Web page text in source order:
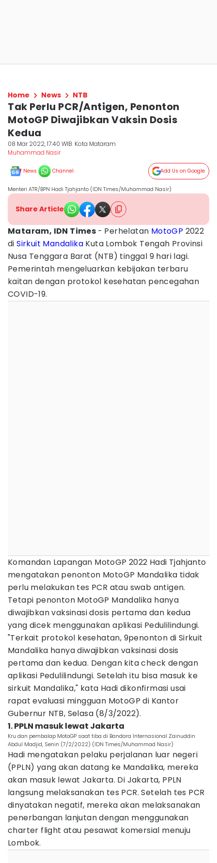
Home News NTB
Tak Perlu PCR/Antigen, Penonton
MotoGP Diwajibkan Vaksin Dosis
Kedua
08 Mar 2022, 17:40 WIB Kota Mataram
Muhammad Nasir
News Channel Add Us on Google
Menteri ATR/BPN Hadi Tjahjanto (IDN Times/Muhammad Nasir)
Share Article
Mataram, IDN Times - Perhelatan MotoGP 2022
diSirkuit Mandalika Kuta Lombok Tengah Provinsi
Nusa Tenggara Barat (NTB) tinggal 9 hari lagi.
Pemerintah mengeluarkan kebijakan terbaru
kaitan dengan protokol kesehatan pencegahan
COVID-19.
Komandan Lapangan MotoGP 2022 Hadi Tjahjanto
mengatakan penonton MotoGP Mandalika tidak
perlu melakukan tes PCR atau swab antigen.
Tetapi penonton MotoGP Mandalika hanya
diwajibkan vaksinasi dosis pertama dan kedua
yang dicek menggunakan aplikasi Pedulilindungi.
"Terkait protokol kesehatan, 9penonton di Sirkuit
Mandalika hanya diwajibkan vaksinasi dosis
pertama dan kedua. Dengan kita check dengan
aplikasi Pedulilindungi. Setelah itu bisa masuk ke
sirkuit Mandalika," kata Hadi dikonfirmasi usai
rapat evaluasi mingguan MotoGP di Kantor
Gubernur NTB, Selasa (8/3/2022).
1. PPLN masuk lewat Jakarta
Kru dan pembalap MotoGP saat tiba di Bandara Internasional Zainuddin
Abdul Madjid, Senin (7/2/2022) (IDN Times/Muhammad Nasir)
Hadi mengatakan pelaku perjalanan luar negeri
(PPLN) yang akan datang ke Mandalika, mereka
akan masuk lewat Jakarta. Di Jakarta, PPLN
langsung melaksanakan tes PCR. Setelah tes PCR
dinyatakan negatif, mereka akan melaksanakan
penerbangan lanjutan dengan menggunakan
charter flight atau pesawat komersial menuju
Lombok.